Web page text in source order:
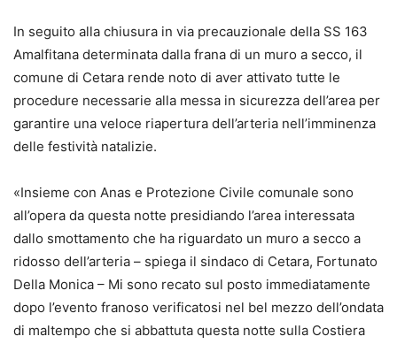
In seguito alla chiusura in via precauzionale della SS 163
Amalfitana determinata dalla frana di un muro a secco, il
comune di Cetara rende noto di aver attivato tutte le
procedure necessarie alla messa in sicurezza dell’area per
garantire una veloce riapertura dell’arteria nell’imminenza
delle festività natalizie.
«Insieme con Anas e Protezione Civile comunale sono
all’opera da questa notte presidiando l’area interessata
dallo smottamento che ha riguardato un muro a secco a
ridosso dell’arteria – spiega il sindaco di Cetara, Fortunato
Della Monica – Mi sono recato sul posto immediatamente
dopo l’evento franoso verificatosi nel bel mezzo dell’ondata
di maltempo che si abbattuta questa notte sulla Costiera